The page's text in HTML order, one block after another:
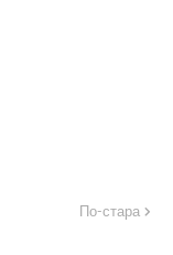
По-стара